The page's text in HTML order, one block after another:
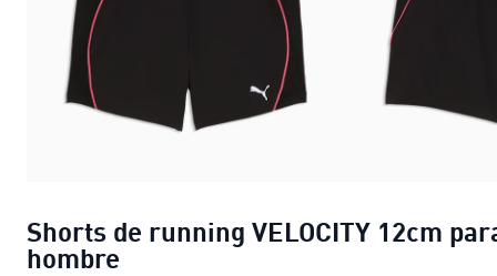
Shorts de running VELOCITY 12cm
hombre